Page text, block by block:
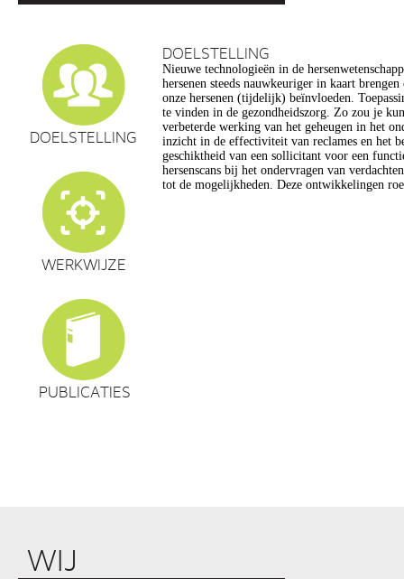
DOELSTELLING
WERKWIJZE
PUBLICATIES
DOELSTELLING
Nieuwe technologieën in de
hersenen steeds nauwkeuriger in kaart
onze hersenen (tijdelijk) beïnvloeden.
te vinden in de gezondheidszorg. Zo zou je
verbeterde werking van het geheugen in het
inzicht in de effectiviteit van reclames en het
geschiktheid van een sollicitant voor een
hersenscans bij het ondervragen van
tot de mogelijkheden. Deze ontwikkelingen
vragen op, onder meer op het gebied van de
privacy, gelijkheid, stigmatisering),
en veranderingen in ons normen en waarden
commerciële toepassing van een aantal van
een extra reden voor zorg. Het doel van dit
maatschappelijk verantwoorde ontwikkeling van
de hersenwetenschappen te realiseren,
WIJ